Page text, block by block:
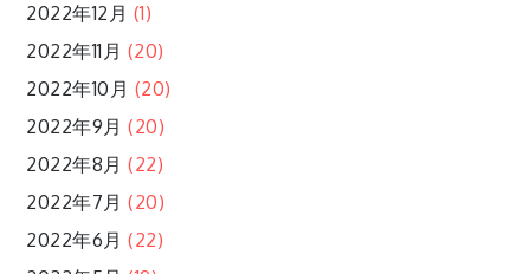
2022年12月 (1)
2022年11月 (20)
2022年10月 (20)
2022年9月 (20)
2022年8月 (22)
2022年7月 (20)
2022年6月 (22)